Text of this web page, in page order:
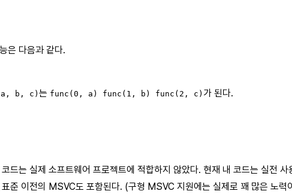
은 다음과 같다.
a, b, c) 는 func(0, a) func(1, b) func(2, c) 가 된다.
드는 실제 소프트웨어 프로젝트에 적합하지 않았다. 현재 내 코드는 실전
준 이전의 MSVC도 포함된다. (구형 MSVC 지원에는 실제로 꽤 많은 노력